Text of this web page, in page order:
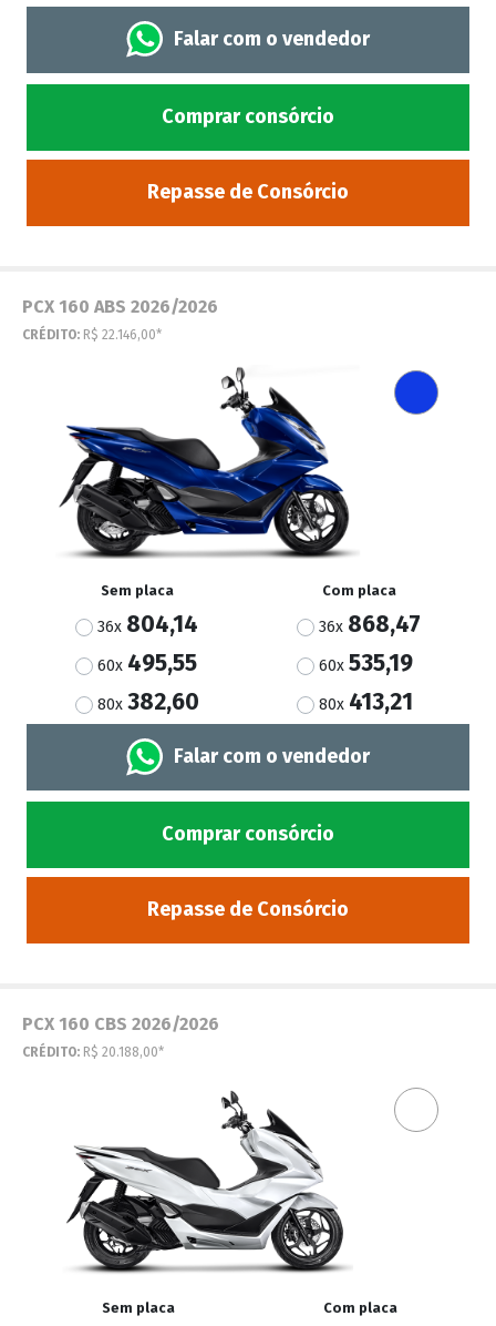
Falar com o vendedor
Comprar consórcio
Repasse de Consórcio
PCX 160 ABS 2026/2026
CRÉDITO: R$ 22.146,00*
Sem placa
36x 804,14
60x 495,55
80x 382,60
Com placa
36x 868,47
60x 535,19
80x 413,21
Falar com o vendedor
Comprar consórcio
Repasse de Consórcio
PCX 160 CBS 2026/2026
CRÉDITO: R$ 20.188,00*
Sem placa Com placa